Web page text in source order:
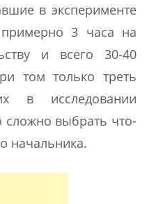
в эксперименте
3 часа на
и всего 30-40
том только треть
в исследовании
выбрать что-
начальника.